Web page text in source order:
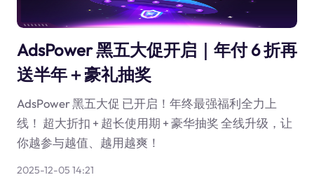
AdsPower 黑五大促开启｜年付 6 折再
送半年＋豪礼抽奖
AdsPower 黑五大促 已开启！年终最强福利全力上
线！ 超大折扣 + 超长使用期 + 豪华抽奖 全线升级，让
你越参与越值、越用越爽！
2025-12-05 14:21